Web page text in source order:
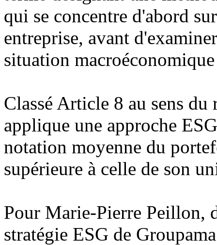
qui se concentre d'abord
entreprise, avant
situation
Classé Article 8 au sens
applique une approche
notation moyenne du
supérieure à celle de son
Pour Marie-Pierre Peillon,
stratégie ESG de